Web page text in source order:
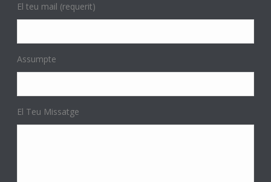
El teu mail (requerit)
Assumpte
El Teu Missatge